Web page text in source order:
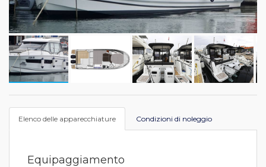
Elenco delle apparecchiature Condizioni di noleggio
Equipaggiamento